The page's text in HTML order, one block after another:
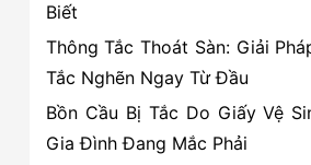
phốt
3
ngăn
Biết
Thông Tắc Thoát Sàn: Giải
Tắc Nghẽn Ngay Từ Đầu
Bồn Cầu Bị Tắc Do Giấy Vệ
Gia Đình Đang Mắc Phải